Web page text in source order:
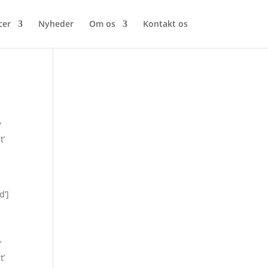
Nyheder Om os Kontakt os